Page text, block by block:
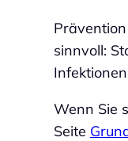
sinnvoll:
Wenn Sie
Seite